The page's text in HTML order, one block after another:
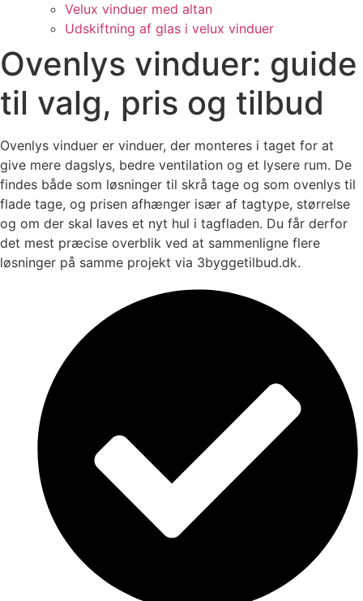
Velux vinduer med altan
Udskiftning af glas i velux vinduer
Ovenlys vinduer: guide
til valg, pris og tilbud
Ovenlys vinduer er vinduer, der monteres i taget for at
give mere dagslys, bedre ventilation og et lysere rum. De
findes både som løsninger til skrå tage og som ovenlys til
flade tage, og prisen afhænger især af tagtype, størrelse
og om der skal laves et nyt hul i tagfladen. Du får derfor
det mest præcise overblik ved at sammenligne flere
løsninger på samme projekt via 3byggetilbud.dk.